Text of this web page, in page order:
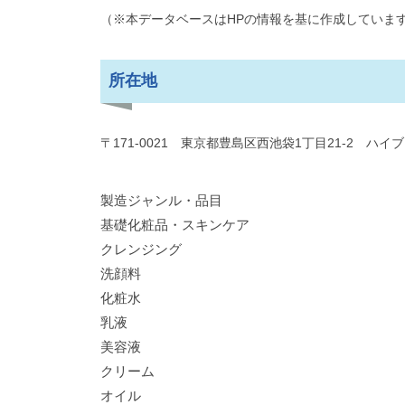
（※本データベースはHPの情報を基に作成しています
所在地
〒171-0021 東京都豊島区西池袋1丁目21-2 ハイブ
製造ジャンル・品目
基礎化粧品・スキンケア
クレンジング
洗顔料
化粧水
乳液
美容液
クリーム
オイル